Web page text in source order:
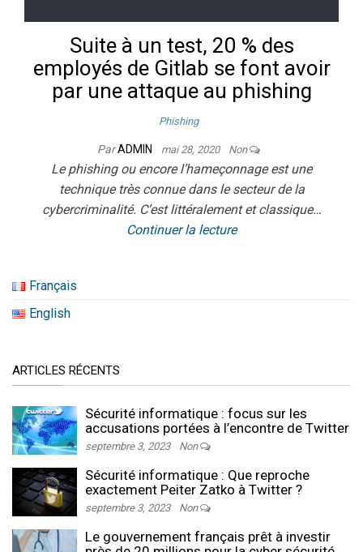
Suite à un test, 20 % des
employés de Gitlab se font avoir
par une attaque au phishing
Phishing
ParADMIN mai 28, 2020 Non
Le phishing ou encore l’hameçonnage est une
technique très connue dans le secteur de la
cybercriminalité. C’est littéralement et classique…
Continuer la lecture
Français
English
ARTICLES RÉCENTS
Sécurité informatique : focus sur les
accusations portées à l’encontre de Twitter
septembre 3, 2023 Non
Sécurité informatique : Que reproche
exactement Peiter Zatko à Twitter ?
septembre 3, 2023 Non
Le gouvernement français prêt à investir